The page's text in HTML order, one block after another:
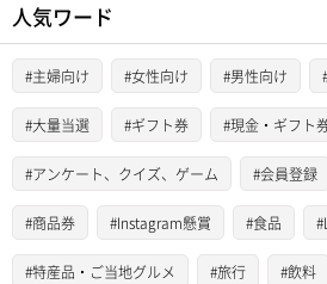
人気ワード
#主婦向け #女性向け #男性向け
#大量当選 #ギフト券 #現金・ギフト
#アンケート、クイズ、ゲーム #会員登録
#商品券 #Instagram懸賞 #食品
#特産品・ご当地グルメ #旅行 #飲料